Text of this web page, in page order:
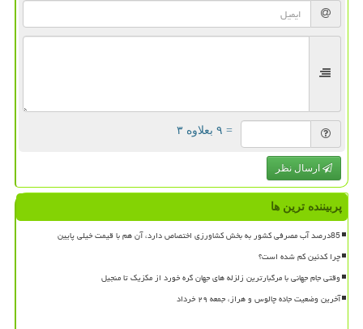
= ۹ بعلاوه ۳
ارسال نظر
پربیننده ترین ها
85درصد آب مصرفی کشور به بخش کشاورزی اختصاص دارد، آن هم با قیمت خیلی پایین
چرا کدئین کم شده است؟
وقتی جام جهانی با مرگبارترین زلزله های جهان گره خورد از مکزیک تا منجیل
آخرین وضعیت جاده چالوس و هراز، جمعه ۲۹ خرداد